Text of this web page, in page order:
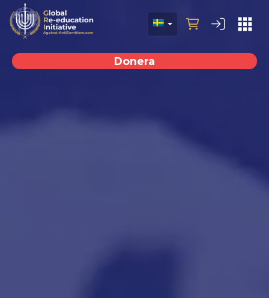
Donera